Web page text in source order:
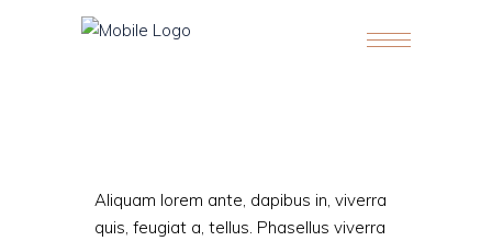
Aliquam lorem ante, dapibus in, viverra
quis, feugiat a, tellus. Phasellus viverra